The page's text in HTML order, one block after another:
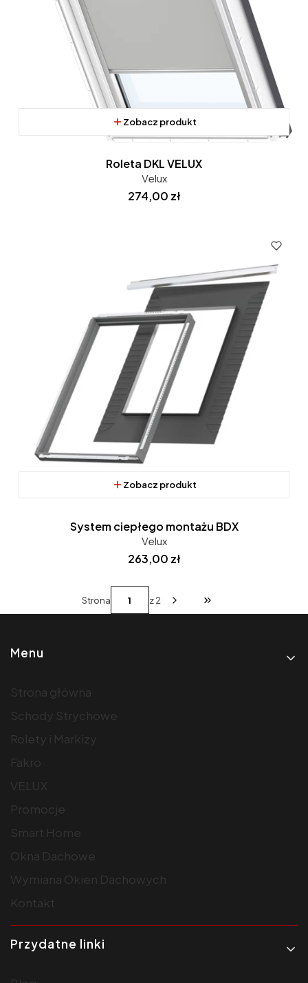
Zobacz produkt
Roleta DKL VELUX
Velux
Cena
274,00 zł
Zobacz produkt
System ciepłego montażu BDX
Velux
Cena
263,00 zł
Strona z 2
Przejdź do ostatniej
Linki w stopce
Menu
Strona główna
Schody Strychowe
Rolety i Markizy
Fakro
VELUX
Promocje
Smart Home
Okna Dachowe
Wymiana Okien Dachowych
Kontakt
Przydatne linki